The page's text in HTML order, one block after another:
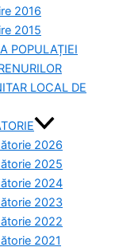
2016
2015
POPULAȚIEI
LOCAL DE
2026
2025
2024
2023
2022
2021